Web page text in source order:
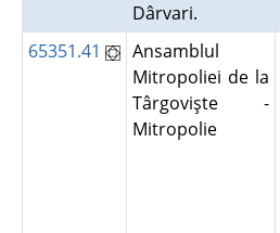
Dârvari.
65351.41
Ansamblul
Mitropoliei de la
Târgovişte -
Mitropolie